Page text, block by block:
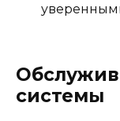
системы